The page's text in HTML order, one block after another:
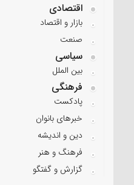
اقتصادی
بازار و اقتصاد
صنعت
سیاسی
بین الملل
فرهنگی
پادکست
خبرهای بانوان
دین و اندیشه
فرهنگ و هنر
گزارش و گفتگو